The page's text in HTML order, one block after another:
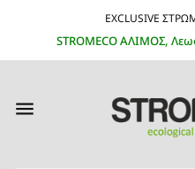
EXCLUSIVE
STROMECO ΑΛΙΜΟΣ,
